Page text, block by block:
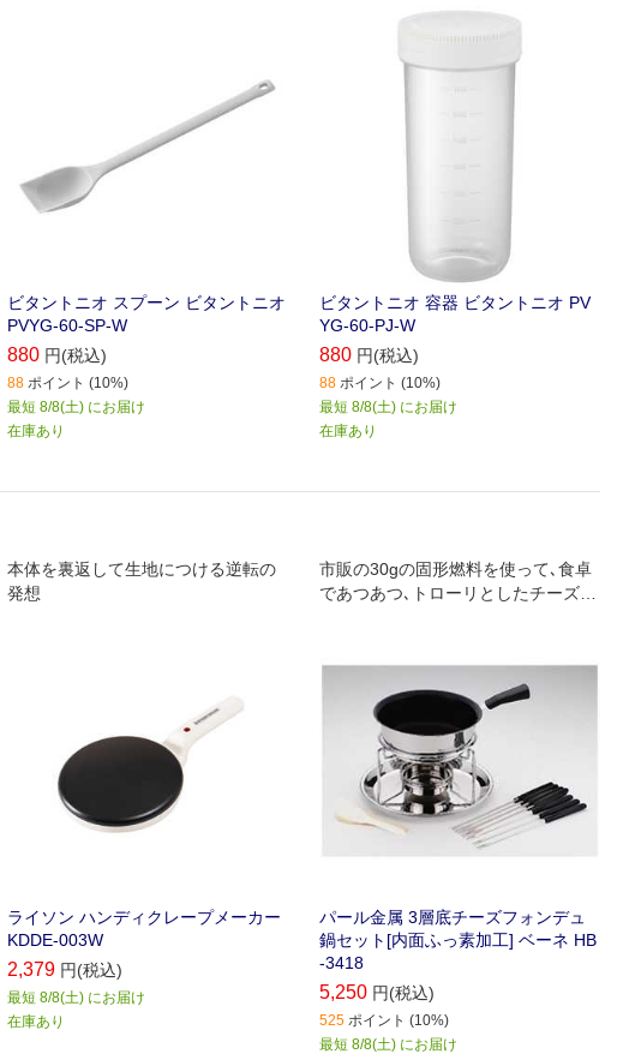
ビタントニオ スプーン ビタントニオ
PVYG-60-SP-W
880 円(税込)
88 ポイント (10%)
最短 8/8(土) にお届け
在庫あり
ビタントニオ 容器 ビタントニオ PV
YG-60-PJ-W
880 円(税込)
88 ポイント (10%)
最短 8/8(土) にお届け
在庫あり
本体を裏返して生地につける逆転の
発想
ライソン ハンディクレープメーカー
KDDE-003W
2,379 円(税込)
最短 8/8(土) にお届け
在庫あり
市販の30gの固形燃料を使って､食卓
であつあつ､トローリとしたチーズフ
パール金属 3層底チーズフォンデュ
鍋セット[内面ふっ素加工] ベーネ HB
-3418
5,250 円(税込)
525 ポイント (10%)
最短 8/8(土) にお届け